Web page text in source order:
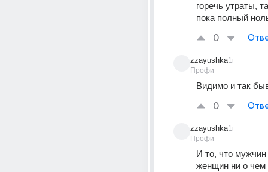
горечь утраты,
пока полный
0
zzayushka
Профи
1г
Видимо и так
0
zzayushka
Профи
1г
И то, что
женщин ни о чем